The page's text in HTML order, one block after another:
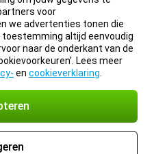
voor
we advertenties tonen die
toestemming altijd eenvoudig
naar de onderkant van de
Lees meer
en cookieverklaring